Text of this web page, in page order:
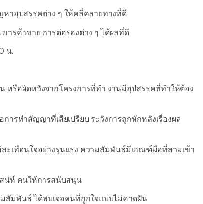
หาอุปสรรคต่าง ๆ ให้คลี่คลายทางที่ดี
ารค้าขาย การต่อรองต่าง ๆ ได้ผลที่ดี
น.
หรือผิดหวังจากโครงการที่ทำ งานมีอุปสรรคที่ทำให้ต้อง
ารทำสัญญาที่เสียเปรียบ ระวังการถูกหักหลังเรื่องผล
สะเทือนใจอย่างรุนแรง ความสัมพันธ์มีเกณฑ์มือที่สามเข้า
น่ห์ คนให้การสนับสนุน
สัมพันธ์ ได้พบเจอคนที่ถูกใจแบบไม่คาดฝัน